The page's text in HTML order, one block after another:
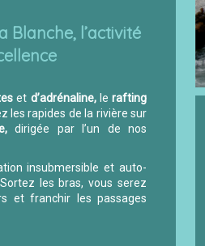
Blanche, l’activité
et d’adrénaline,lerafting
les rapides de la rivière sur
dirigée par l’un de nos
insubmersible et auto-
Sortez les bras, vous serez
et franchir les passages